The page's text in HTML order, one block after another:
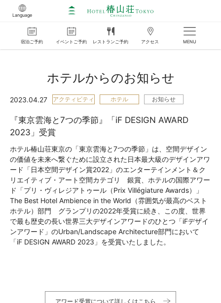
Language
宿泊ご予約 イベント ご予約 レストラン ご予約 アクセス MENU
ホテルからのお知らせ
2023.04.27 アクティビティ ホテル お知らせ
『東京雲海と7つの季節』「iF DESIGN AWARD
2023」受賞
ホテル椿山荘東京の「東京雲海と7つの季節」は、空間デザイン
の価値を未来へ繋ぐために設立された日本最大級のデザインアワ
ード「日本空間デザイン賞2022」のエンターテインメント＆ク
リエイティブ・アート空間カテゴリ 銀賞、ホテルの国際アワー
ド「プリ・ヴィレジアトゥール（Prix Villégiature Awards）」
The Best Hotel Ambience in the World（雰囲気が最高のベスト
ホテル）部門 グランプリの2022年受賞に続き、この度、世界
で最も歴史の長い世界三大デザインアワードのひとつ「iFデザイ
ンアワード」のUrban/Landscape Architecture部門において
「iF DESIGN AWARD 2023」を受賞いたしました。
アワード受賞について詳しくはこちら